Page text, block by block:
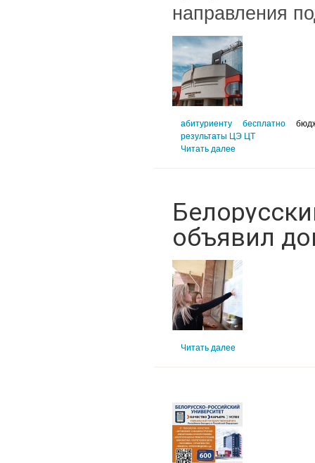
направления
абитуриенту бесплатно
результаты ЦЭ ЦТ
Читать далее
объявил
Читать далее